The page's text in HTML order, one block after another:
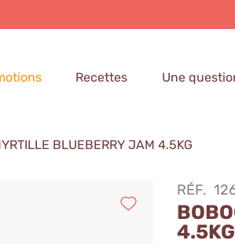
Recettes Une
BLUEBERRY JAM 4.5KG
RÉF.
4.5KG